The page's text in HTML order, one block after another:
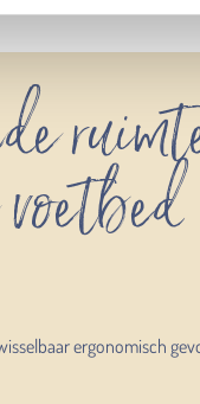
ergonomisch